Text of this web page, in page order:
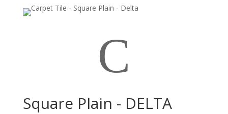
C
Square Plain - DELTA